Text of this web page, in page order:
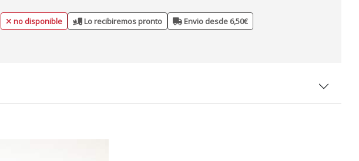
no disponible Lo recibiremos pronto Envio desde 6,50€